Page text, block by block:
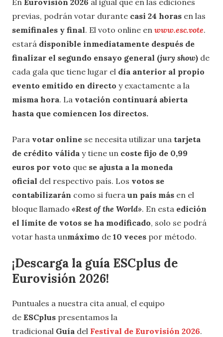
En Eurovisión 2026 al igual que en las ediciones
previas, podrán votar durante casi 24 horas en las
semifinales y final. El voto online en www.esc.vote.
estará disponible inmediatamente después de
finalizar el segundo ensayo general (jury show) de
cada gala que tiene lugar el día anterior al propio
evento emitido en directo y exactamente a la
misma hora. La votación continuará abierta
hasta que comiencen los directos.
Para votar online se necesita utilizar una tarjeta
de crédito válida y tiene un coste fijo de 0,99
euros por voto que se ajusta a la moneda
oficial del respectivo país. Los votos se
contabilizarán como si fuera un país más en el
bloque llamado «Rest of the World». En esta edición
el límite de votos se ha modificado, solo se podrá
votar hasta unmáximo de 10 veces por método.
¡Descarga la guía ESCplus de
Eurovisión 2026!
Puntuales a nuestra cita anual, el equipo
de ESCplus presentamos la
tradicional Guía del Festival de Eurovisión 2026.